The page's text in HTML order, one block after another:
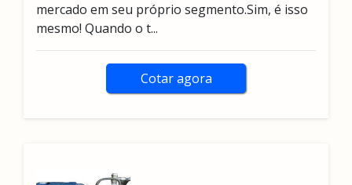
mercado em seu próprio segmento.Sim, é isso
mesmo! Quando o t...
Cotar agora